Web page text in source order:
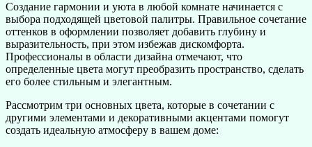
Создание гармонии и уюта в любой комнате начинается с
выбора подходящей цветовой палитры. Правильное сочетание
оттенков в оформлении позволяет добавить глубину и
выразительность, при этом избежав дискомфорта.
Профессионалы в области дизайна отмечают, что
определенные цвета могут преобразить пространство, сделать
его более стильным и элегантным.
Рассмотрим три основных цвета, которые в сочетании с
другими элементами и декоративными акцентами помогут
создать идеальную атмосферу в вашем доме: